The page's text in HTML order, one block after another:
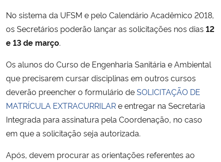
Ministério do Turismo
Ministério do Desenvolvimento Regional
Controladoria-Geral da União
Ministério da Mulher, da Família e dos Direitos Humanos
Secretaria-Geral
No sistema da UFSM e pelo Calendário Acadêmico 2018,
os Secretários poderão lançar as solicitações nos dias 12
e 13 de março.
Os alunos do Curso de Engenharia Sanitária e Ambiental
que precisarem cursar disciplinas em outros cursos
deverão preencher o formulário deSOLICITAÇÃO DE
MATRÍCULA EXTRACURRILARe entregar na Secretaria
Integrada para assinatura pela Coordenação, no caso
em que a solicitação seja autorizada.
Após, devem procurar as orientações referentes ao